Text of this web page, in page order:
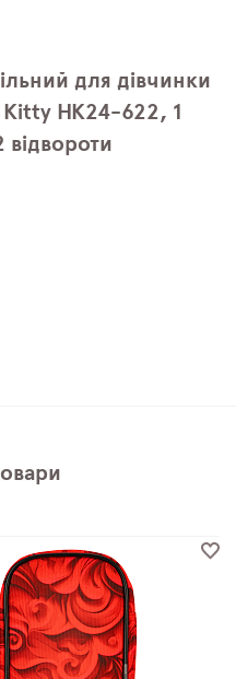
для дівчинки
HK24-622, 1
відвороти